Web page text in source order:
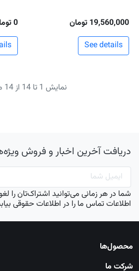
19,560,000 تومان
See details
0 تومان
نمایش 1 تا 14 از 14 مورد
دریافت آخرین اخبار و فروش
شما در هر زمانی می‌توانید اشتراک‌تان را
اطلاعات تماس ما را در اطلاعات حقوقی
محصول‌ها
شرکت ما